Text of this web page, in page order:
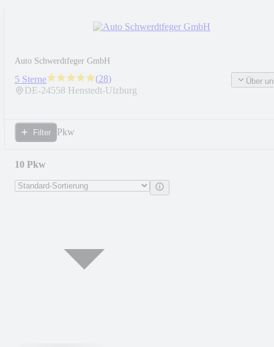
Auto Schwerdtfeger GmbH
5 Sterne (28)
DE-24558 Henstedt-Ulzburg
Über
Filter Pkw
10 Pkw